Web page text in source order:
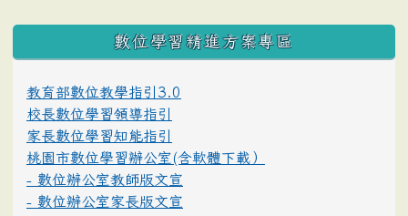
數位學習精進方案專區
教育部數位教學指引3.0
校長數位學習領導指引
家長數位學習知能指引
桃園市數位學習辦公室(含軟體下載）
- 數位辦公室教師版文宣
- 數位辦公室家長版文宣